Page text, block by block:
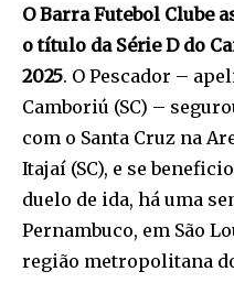
O Barra Futebol Clube
o título da Série D do
2025. O Pescador –
Camboriú (SC) –
com o Santa Cruz na
Itajaí (SC), e se
duelo de ida, há uma
Pernambuco, em São
região metropolitana